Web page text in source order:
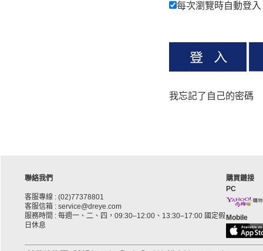
每次瀏覽時自動登入
我忘記了自己的密碼
聯絡我們
客服專線 : (02)77378801
客服信箱 : service@dreye.com
服務時間 : 每週一、二、四，09:30–12:00、13:30–17:00 國定假
日休息
購買鏈接
PC
Mobile